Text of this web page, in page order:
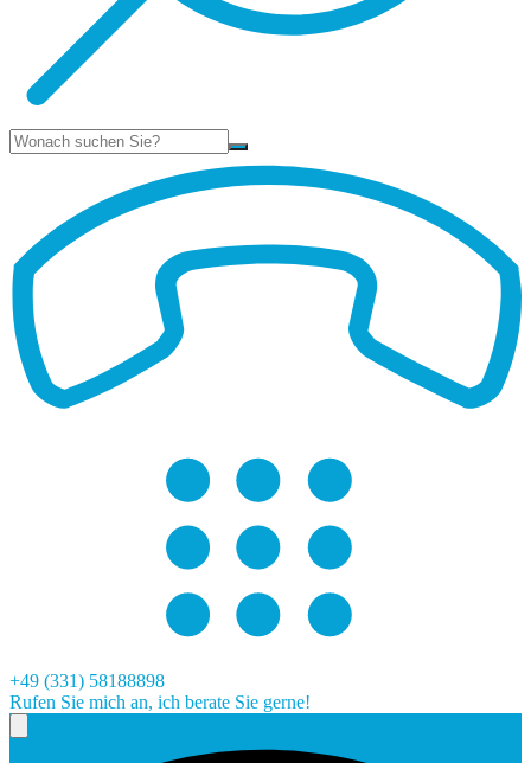
Suche
+49 (331) 58188898
Rufen Sie mich an, ich berate Sie gerne!